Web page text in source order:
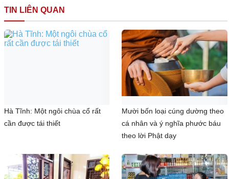
TIN LIÊN QUAN
Hà Tĩnh: Một ngôi chùa cổ rất
cần được tái thiết
Mười bốn loại cúng dường theo
cá nhân và ý nghĩa phước báu
theo lời Phật dạy